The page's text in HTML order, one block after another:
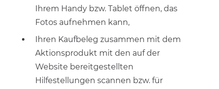
Ihrem Handy bzw. Tablet öffnen, das
Fotos aufnehmen kann,
Ihren Kaufbeleg zusammen mit dem
Aktionsprodukt mit den auf der
Website bereitgestellten
Hilfestellungen scannen bzw. für